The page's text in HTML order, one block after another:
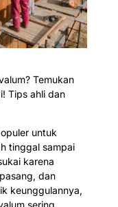
Temukan
Tips ahli dan
untuk
tinggal sampai
karena
dan
keunggulannya,